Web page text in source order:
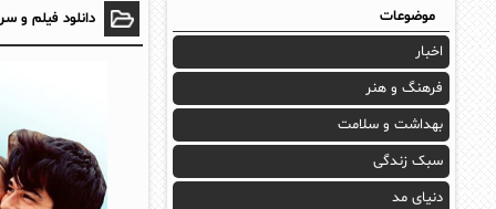
دانلود فیلم و
موضوعات
اخبار
فرهنگ و هنر
بهداشت و سلامت
سبک زندگی
دنیای مد